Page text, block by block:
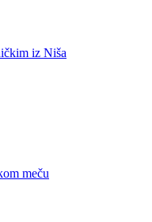
koje smo navikli?